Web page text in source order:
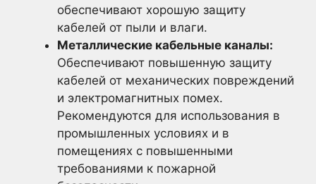
обеспечивают хорошую защиту
кабелей от пыли и влаги.
Металлические кабельные каналы:
Обеспечивают повышенную защиту
кабелей от механических повреждений
и электромагнитных помех.
Рекомендуются для использования в
промышленных условиях и в
помещениях с повышенными
требованиями к пожарной